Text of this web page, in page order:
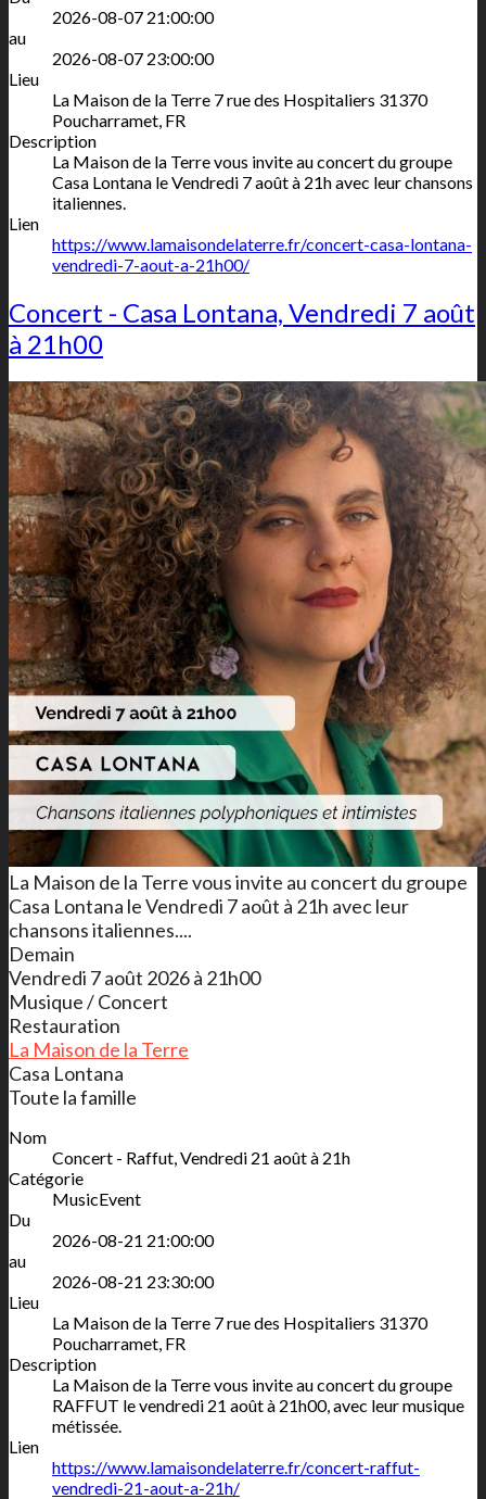
2026-08-07 21:00:00
au
2026-08-07 23:00:00
Lieu
La Maison de la Terre 7 rue des Hospitaliers 31370
Poucharramet, FR
Description
La Maison de la Terre vous invite au concert du groupe
Casa Lontana le Vendredi 7 août à 21h avec leur chansons
italiennes.
Lien
https://www.lamaisondelaterre.fr/concert-casa-lontana-
vendredi-7-aout-a-21h00/
Concert - Casa Lontana, Vendredi 7 août
à 21h00
La Maison de la Terre vous invite au concert du groupe
Casa Lontana le Vendredi 7 août à 21h avec leur
chansons italiennes....
Demain
Vendredi 7 août 2026 à 21h00
Musique / Concert
Restauration
La Maison de la Terre
Casa Lontana
Toute la famille
Nom
Concert - Raffut, Vendredi 21 août à 21h
Catégorie
MusicEvent
Du
2026-08-21 21:00:00
au
2026-08-21 23:30:00
Lieu
La Maison de la Terre 7 rue des Hospitaliers 31370
Poucharramet FR
Description
La Maison de la Terre vous invite au concert du groupe
RAFFUT le vendredi 21 août à 21h00, avec leur musique
métissée.
Lien
https://www.lamaisondelaterre.fr/concert-raffut-
vendredi-21-aout-a-21h/